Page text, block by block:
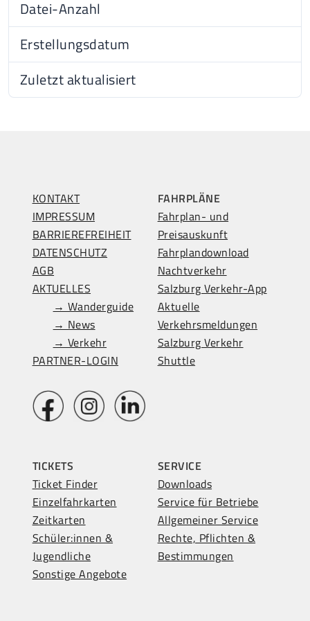
Datei-Anzahl
Erstellungsdatum
Zuletzt aktualisiert
KONTAKT
IMPRESSUM
BARRIEREFREIHEIT
DATENSCHUTZ
AGB
AKTUELLES
→ Wanderguide
→ News
→ Verkehr
PARTNER-LOGIN
FAHRPLÄNE
Fahrplan- und
Preisauskunft
Fahrplandownload
Nachtverkehr
Salzburg Verkehr-App
Aktuelle
Verkehrsmeldungen
Salzburg Verkehr
Shuttle
TICKETS
Ticket Finder
Einzelfahrkarten
Zeitkarten
Schüler:innen &
Jugendliche
Sonstige Angebote
SERVICE
Downloads
Service für Betriebe
Allgemeiner Service
Rechte, Pflichten &
Bestimmungen